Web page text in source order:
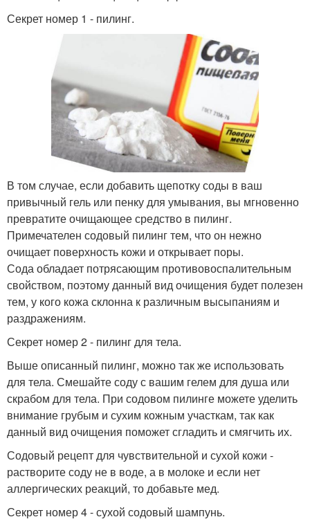
Секрет номер 1 - пилинг.
В том случае, если добавить щепотку соды в ваш
привычный гель или пенку для умывания, вы мгновенно
превратите очищающее средство в пилинг.
Примечателен содовый пилинг тем, что он нежно
очищает поверхность кожи и открывает поры.
Сода обладает потрясающим противовоспалительным
свойством, поэтому данный вид очищения будет полезен
тем, у кого кожа склонна к различным высыпаниям и
раздражениям.
Секрет номер 2 - пилинг для тела.
Выше описанный пилинг, можно так же использовать
для тела. Смешайте соду с вашим гелем для душа или
скрабом для тела. При содовом пилинге можете уделить
внимание грубым и сухим кожным участкам, так как
данный вид очищения поможет сгладить и смягчить их.
Содовый рецепт для чувствительной и сухой кожи -
растворите соду не в воде, а в молоке и если нет
аллергических реакций, то добавьте мед.
Секрет номер 4 - сухой содовый шампунь.